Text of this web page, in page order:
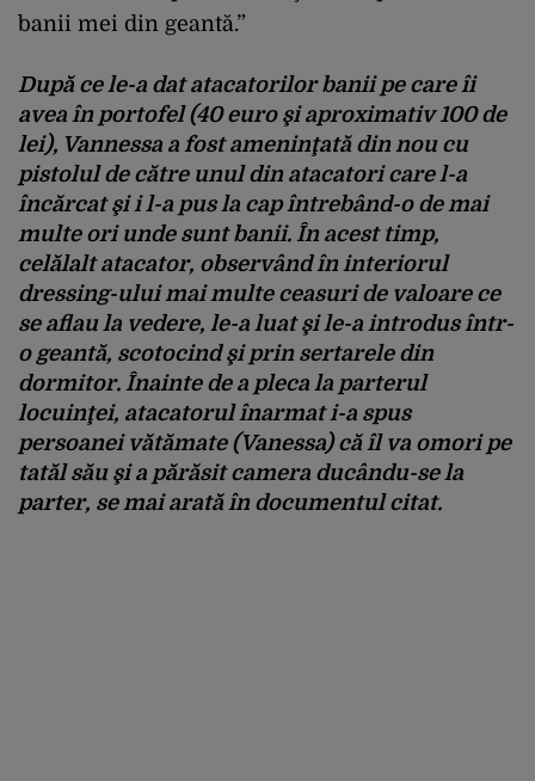
banii mei din geantă.”
După ce le-a dat atacatorilor banii pe care îi
avea în portofel (40 euro şi aproximativ 100 de
lei), Vannessa a fost ameninţată din nou cu
pistolul de către unul din atacatori care l-a
încărcat şi i l-a pus la cap întrebând-o de mai
multe ori unde sunt banii. În acest timp,
celălalt atacator, observând în interiorul
dressing-ului mai multe ceasuri de valoare ce
se aflau la vedere, le-a luat şi le-a introdus într-
o geantă, scotocind şi prin sertarele din
dormitor. Înainte de a pleca la parterul
locuinţei, atacatorul înarmat i-a spus
persoanei vătămate (Vanessa) că îl va omori pe
tatăl său şi a părăsit camera ducându-se la
parter, se mai arată în documentul citat.